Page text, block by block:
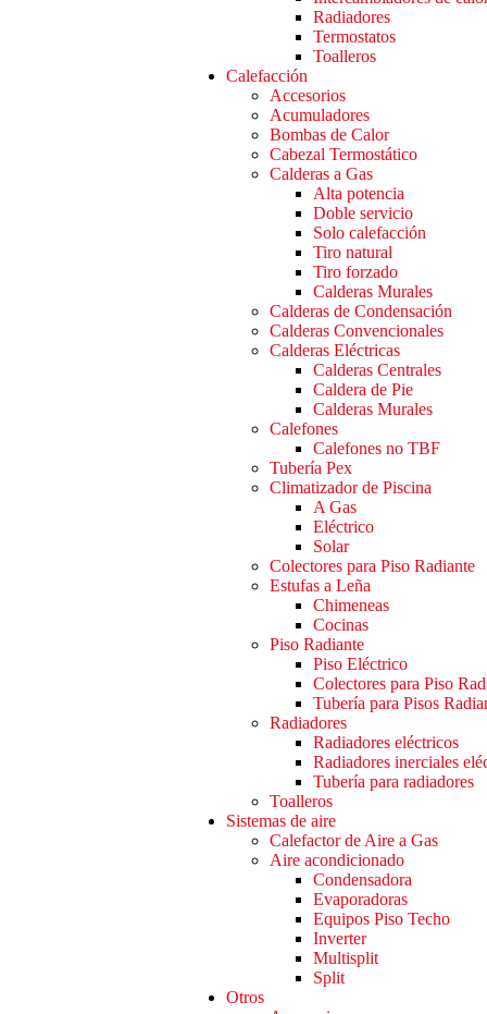
Radiadores
Termostatos
Toalleros
Calefacción
Accesorios
Acumuladores
Bombas de Calor
Cabezal Termostático
Calderas a Gas
Alta potencia
Doble servicio
Solo calefacción
Tiro natural
Tiro forzado
Calderas Murales
Calderas de Condensación
Calderas Convencionales
Calderas Eléctricas
Calderas Centrales
Caldera de Pie
Calderas Murales
Calefones
Calefones no TBF
Tubería Pex
Climatizador de Piscina
A Gas
Eléctrico
Solar
Colectores para Piso Radiante
Estufas a Leña
Chimeneas
Cocinas
Piso Radiante
Piso Eléctrico
Colectores para Piso
Tubería para Pisos
Radiadores
Radiadores eléctricos
Radiadores inerciales
Tubería para radiadores
Toalleros
Sistemas de aire
Calefactor de Aire a Gas
Aire acondicionado
Condensadora
Evaporadoras
Equipos Piso Techo
Inverter
Multisplit
Split
Otros